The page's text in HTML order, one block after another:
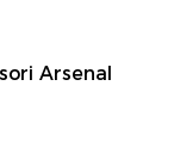
Arsenal